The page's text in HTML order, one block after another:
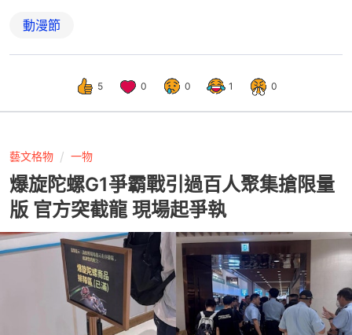
動漫節
5 0 0 1 0
藝文格物 一物
爆旋陀螺G1爭霸戰引過百人聚集搶限量
版 官方突截龍 現場起爭執